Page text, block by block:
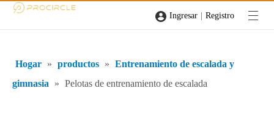
Ingresar | Registro
Hogar » productos » Entrenamiento de escalada y
gimnasia
» Pelotas de entrenamiento de escalada